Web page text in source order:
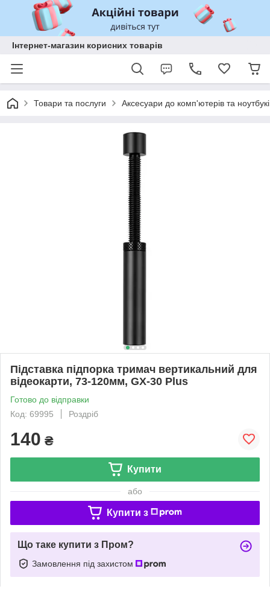
Інтернет-магазин корисних товарів
Товари та послуги Аксесуари до комп'ютерів та
Підставка підпорка тримач вертикальний для
відеокарти, 73-120мм, GX-30 Plus
Готово до відправки
Код: 69995
Роздріб
140 ₴
Купити
або
Купити з
Що таке купити з Пром?
Замовлення під захистом